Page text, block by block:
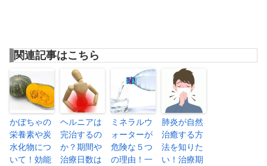
関連記事はこちら
かぼちゃの
栄養素や炭
水化物につ
いて！効能
ヘルニアは
完治するの
か？期間や
治療日数は
ミネラルウ
ォーターが
危険な５つ
の理由！一
肺炎が自然
治癒する方
法を知りた
い！治療期